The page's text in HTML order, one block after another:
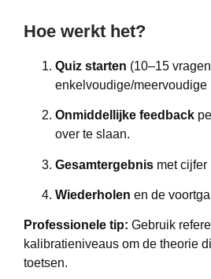
Hoe werkt het?
Quiz starten (10–15
enkelvoudige/meervoudige
Onmiddellijke feedback
over te slaan.
Gesamtergebnis met cijfer
Wiederholen en de
Professionele tip: Gebruik
kalibratieniveaus om de theorie
toetsen.